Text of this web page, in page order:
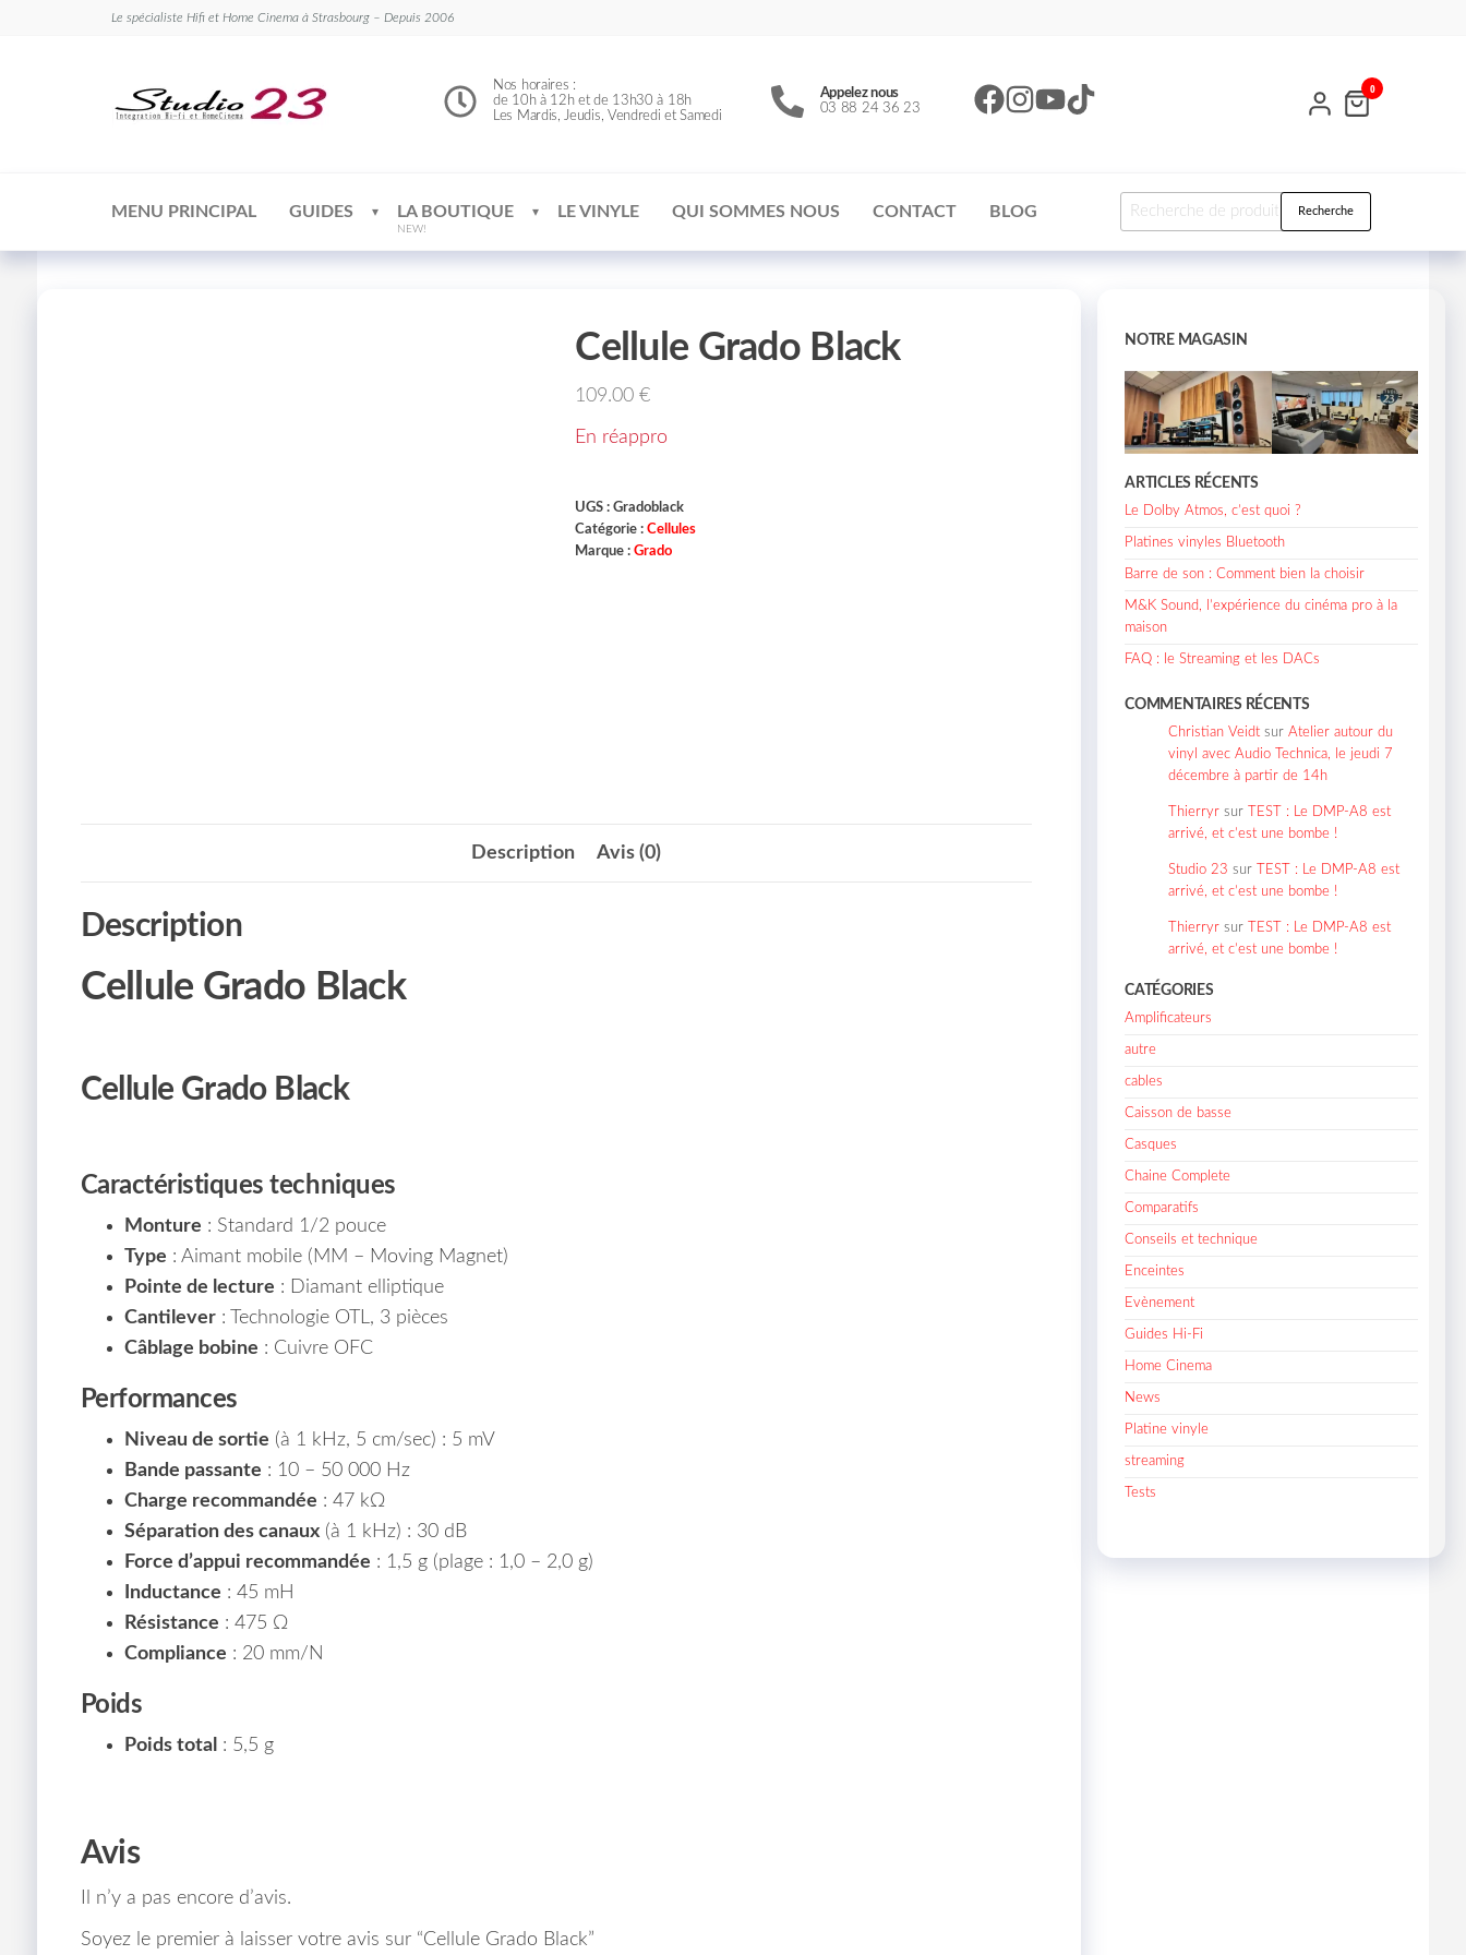
Le spécialiste Hifi et Home Cinema à Strasbourg – Depuis 2006
Nos horaires :
de 10h à 12h et de 13h30 à 18h
Les Mardis, Jeudis, Vendredi et Samedi
Appelez nous
03 88 24 36 23
0
MENU PRINCIPAL GUIDES LA BOUTIQUE
NEW!
LE VINYLE QUI SOMMES NOUS CONTACT BLOG Recherche
Cellule Grado Black
109.00€
En réappro
UGS :Gradoblack
Catégorie :Cellules
Marque :Grado
Description Avis (0)
Description
Cellule Grado Black
Cellule Grado Black
Caractéristiques techniques
Monture : Standard 1/2 pouce
Type : Aimant mobile (MM – Moving Magnet)
Pointe de lecture : Diamant elliptique
Cantilever: Technologie OTL, 3 pièces
Câblage bobine : Cuivre OFC
Performances
Niveau de sortie (à 1 kHz, 5 cm/sec) : 5 mV
Bande passante : 10 – 50 000 Hz
Charge recommandée : 47 kΩ
Séparation des canaux(à 1 kHz) : 30 dB
Force d’appui recommandée : 1,5 g (plage : 1,0 – 2,0 g)
Inductance : 45 mH
Résistance : 475 Ω
Compliance : 20 mm/N
Poids
Poids total : 5,5 g
Avis
Il n’y a pas encore d’avis.
Soyez le premier à laisser votre avis sur “Cellule Grado Black”
NOTRE MAGASIN
ARTICLES RÉCENTS
Le Dolby Atmos, c’est quoi ?
Platines vinyles Bluetooth
Barre de son : Comment bien la choisir
M&K Sound, l’expérience du cinéma pro à la
maison
FAQ : le Streaming et les DACs
COMMENTAIRES RÉCENTS
Christian Veidt surAtelier autour du
vinyl avec Audio Technica, le jeudi 7
décembre à partir de 14h
Thierryr sur
TEST : Le DMP-A8 est
arrivé, et c’est une bombe !
Studio 23 sur
TEST : Le DMP-A8 est
arrivé, et c’est une bombe !
Thierryr sur
TEST : Le DMP-A8 est
arrivé, et c’est une bombe !
CATÉGORIES
Amplificateurs
autre
cables
Caisson de basse
Casques
Chaine Complete
Comparatifs
Conseils et technique
Enceintes
Evènement
Guides Hi-Fi
Home Cinema
News
Platine vinyle
streaming
Tests